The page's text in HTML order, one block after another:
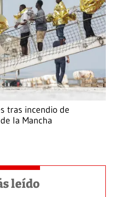
tras incendio de
la Mancha
leído